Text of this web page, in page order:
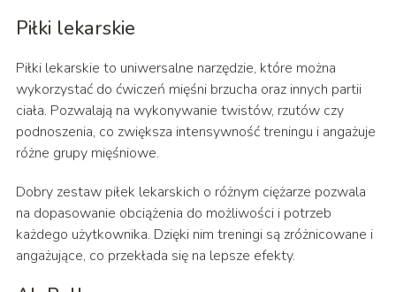
Piłki lekarskie
Piłki lekarskie to uniwersalne narzędzie, które można
wykorzystać do ćwiczeń mięśni brzucha oraz innych partii
ciała. Pozwalają na wykonywanie twistów, rzutów czy
podnoszenia, co zwiększa intensywność treningu i angażuje
różne grupy mięśniowe.
Dobry zestaw piłek lekarskich o różnym ciężarze pozwala
na dopasowanie obciążenia do możliwości i potrzeb
każdego użytkownika. Dzięki nim treningi są zróżnicowane i
angażujące, co przekłada się na lepsze efekty.